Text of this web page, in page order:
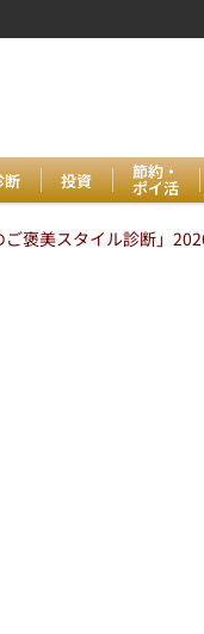
断 投資 節約・
ポイ活
褒美スタイル診断」